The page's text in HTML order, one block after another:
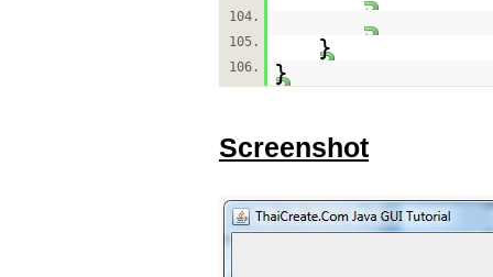
104.
105.
}
106. }
Screenshot